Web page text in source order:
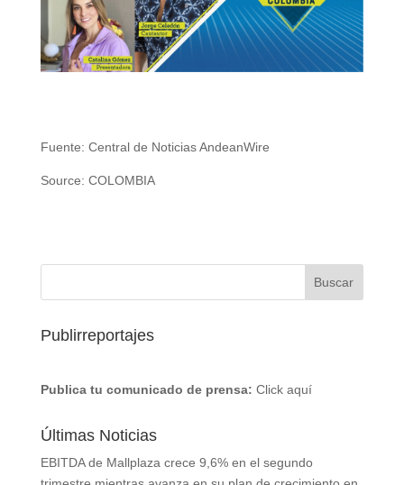
Fuente: Central de Noticias AndeanWire
Source: COLOMBIA
Publirreportajes
Publica tu comunicado de prensa: Click aquí
Últimas Noticias
EBITDA de Mallplaza crece 9,6% en el segundo